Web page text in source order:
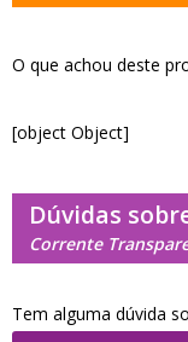
O que achou deste
[object Object]
Dúvidas
Corrente
Tem alguma dúvida